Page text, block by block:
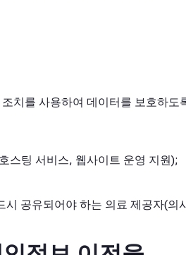
치를 사용하여 데이터를 보호하도
스팅 서비스, 웹사이트 운영 지원);
공유되어야 하는 의료 제공자(의